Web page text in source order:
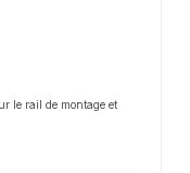
le rail de montage et